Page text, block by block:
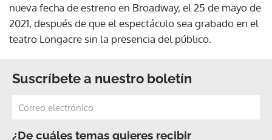
nueva fecha de estreno en Broadway, el 25 de mayo de
2021, después de que el espectáculo sea grabado en el
teatro Longacre sin la presencia del público.
Suscríbete a nuestro boletín
¿De cuáles temas quieres recibir